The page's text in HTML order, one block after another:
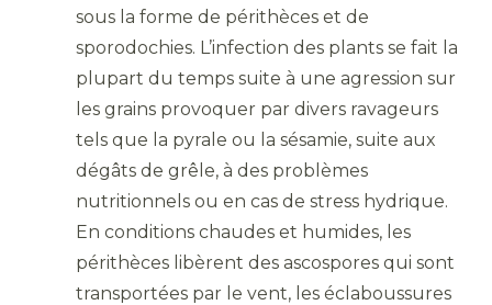
sous la forme de périthèces et de
sporodochies. L’infection des plants se fait la
plupart du temps suite à une agression sur
les grains provoquer par divers ravageurs
tels que la pyrale ou la sésamie, suite aux
dégâts de grêle, à des problèmes
nutritionnels ou en cas de stress hydrique.
En conditions chaudes et humides, les
périthèces libèrent des ascospores qui sont
transportées par le vent, les éclaboussures